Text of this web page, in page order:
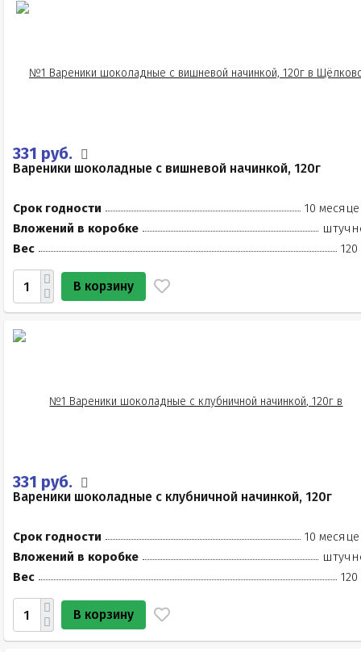
331 руб.
Вареники шоколадные с вишневой начинкой, 120г
Срок годности
10
Вложений в коробке
Вес
120
В корзину
331 руб.
Вареники шоколадные с клубничной начинкой, 120г
Срок годности
10
Вложений в коробке
Вес
120
В корзину